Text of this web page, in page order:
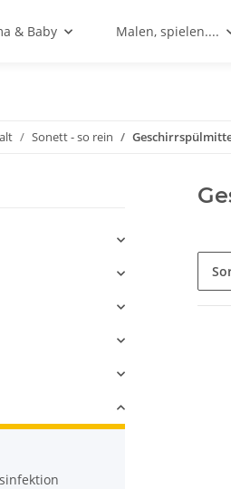
& Baby Malen, spielen....
Sonett - so rein